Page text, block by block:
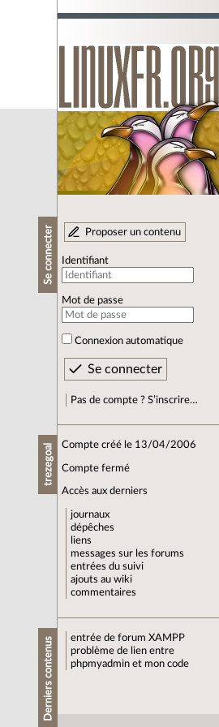
Se connecter Proposer un contenu
Identifiant
Mot de passe
Connexion automatique
Pas de compte ? S’inscrire…
trezegoal Compte créé le 13/04/2006
Compte fermé
Accès aux derniers
journaux
dépêches
liens
messages sur les forums
entrées du suivi
ajouts au wiki
commentaires
Derniers contenus entrée de forum XAMPP
problème de lien entre
phpmyadmin et mon code